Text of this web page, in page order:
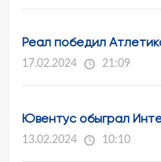
Реал победил
17.02.2024 21:09
Ювентус обыграл
13.02.2024 10:10